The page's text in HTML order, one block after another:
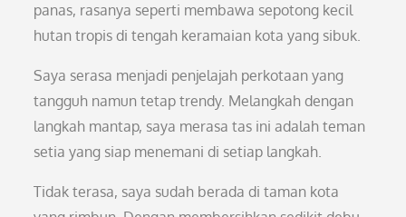
panas, rasanya seperti membawa sepotong kecil
hutan tropis di tengah keramaian kota yang sibuk.
Saya serasa menjadi penjelajah perkotaan yang
tangguh namun tetap trendy. Melangkah dengan
langkah mantap, saya merasa tas ini adalah teman
setia yang siap menemani di setiap langkah.
Tidak terasa, saya sudah berada di taman kota